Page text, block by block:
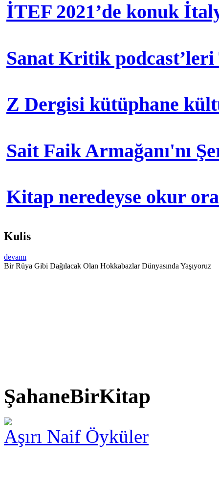
İTEF 2021’de konuk
Sanat Kritik podcast’leri
Z Dergisi kütüphane
Sait Faik Armağanı'nı
Kitap neredeyse okur
Kulis
devamı
Bir Rüya Gibi Dağılacak Olan Hokkabazlar Dünyasında Yaşıyoruz
ŞahaneBirKitap
Aşırı Naif Öyküler